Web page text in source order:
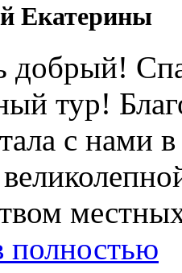
Екатерины
добрый!
тур!
с нами
полностью